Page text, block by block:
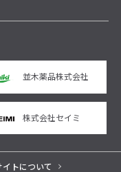
並木薬品株式会社
株式会社セイミ
イトについて